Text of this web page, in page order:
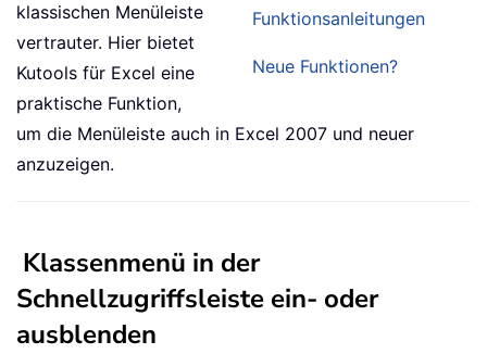
Funktionsanleitungen
Neue Funktionen?
klassischen Menüleiste
vertrauter. Hier bietet
Kutools für Excel eine
praktische Funktion,
um die Menüleiste auch in Excel 2007 und neuer
anzuzeigen.
Klassenmenü in der
Schnellzugriffsleiste ein- oder
ausblenden